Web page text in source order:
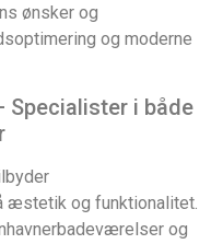
ønsker og
og moderne
Specialister i både
æstetik og funktionalitet.
og